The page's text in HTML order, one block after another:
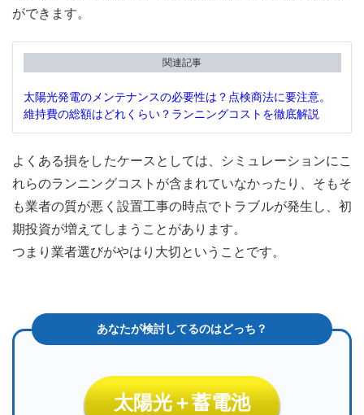
ができます。
関連記事
太陽光発電のメンテナンスの必要性は？点検商法に要注意。
維持費の総額はどれくらい？ランニングコストを徹底解説
よくある損をしたケースとしては、シミュレーションにこ
れらのランニングコストが含まれていなかったり、そもそ
も業者の質が悪く設置工事の時点でトラブルが発生し、初
期投資が増えてしまうことがあります。
つまり業者選びがやはり大切ということです。
太陽光＋蓄電池